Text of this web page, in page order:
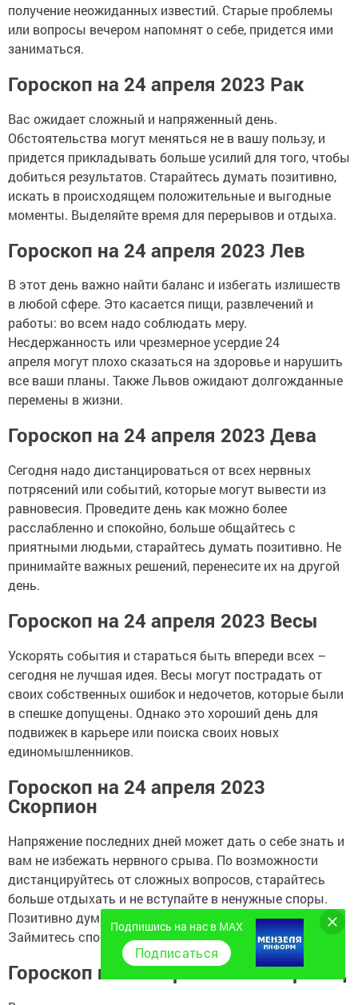
получение неожиданных известий. Старые проблемы
или вопросы вечером напомнят о себе, придется ими
заниматься.
Гороскоп на 24 апреля 2023 Рак
Вас ожидает сложный и напряженный день.
Обстоятельства могут меняться не в вашу пользу, и
придется прикладывать больше усилий для того, чтобы
добиться результатов. Старайтесь думать позитивно,
искать в происходящем положительные и выгодные
моменты. Выделяйте время для перерывов и отдыха.
Гороскоп на 24 апреля 2023 Лев
В этот день важно найти баланс и избегать излишеств
в любой сфере. Это касается пищи, развлечений и
работы: во всем надо соблюдать меру.
Несдержанность или чрезмерное усердие 24
апреля могут плохо сказаться на здоровье и нарушить
все ваши планы. Также Львов ожидают долгожданные
перемены в жизни.
Гороскоп на 24 апреля 2023 Дева
Сегодня надо дистанцироваться от всех нервных
потрясений или событий, которые могут вывести из
равновесия. Проведите день как можно более
расслабленно и спокойно, больше общайтесь с
приятными людьми, старайтесь думать позитивно. Не
принимайте важных решений, перенесите их на другой
день.
Гороскоп на 24 апреля 2023 Весы
Ускорять события и стараться быть впереди всех –
сегодня не лучшая идея. Весы могут пострадать от
своих собственных ошибок и недочетов, которые были
в спешке допущены. Однако это хороший день для
подвижек в карьере или поиска своих новых
единомышленников.
Гороскоп на 24 апреля 2023
Скорпион
Напряжение последних дней может дать о себе знать и
вам не избежать нервного срыва. По возможности
дистанцируйтесь от сложных вопросов, старайтесь
больше отдыхать и не вступайте в ненужные споры.
Позитивно думающие люди поднимут ваш настрой.
Займитесь спортом, укрепите иммунитет.
Гороскоп на 24 апреля 2023 Стрелец
Подпишись на нас в MAX
Подписаться